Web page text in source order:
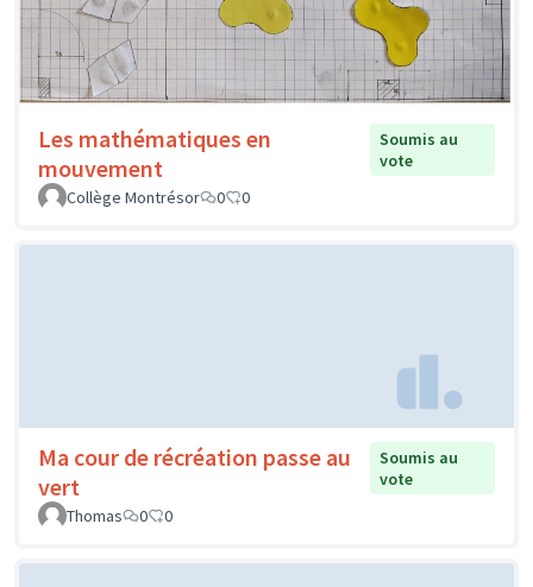
Les mathématiques en
mouvement
Soumis au
vote
Collège Montrésor
0 0
Ma cour de récréation passe au
vert
Soumis au
vote
Thomas
0 0